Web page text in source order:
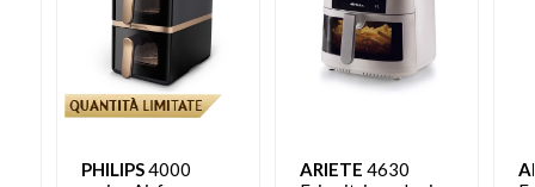
PHILIPS4000
ARIETE 4630